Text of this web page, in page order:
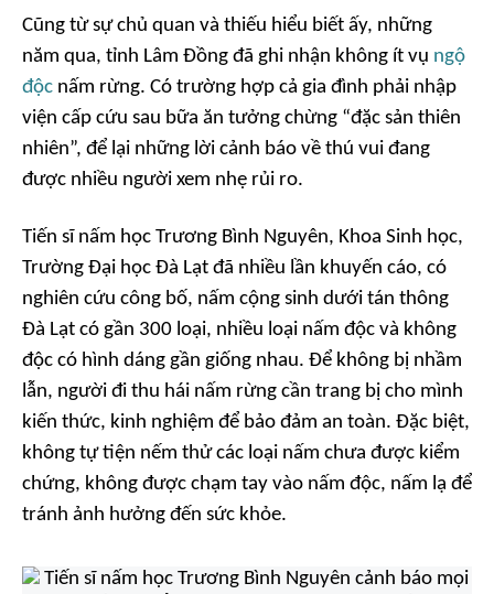
Cũng từ sự chủ quan và thiếu hiểu biết ấy, những
năm qua, tỉnh Lâm Đồng đã ghi nhận không ít vụ ngộ
độc nấm rừng. Có trường hợp cả gia đình phải nhập
viện cấp cứu sau bữa ăn tưởng chừng “đặc sản thiên
nhiên”, để lại những lời cảnh báo về thú vui đang
được nhiều người xem nhẹ rủi ro.
Tiến sĩ nấm học Trương Bình Nguyên, Khoa Sinh học,
Trường Đại học Đà Lạt đã nhiều lần khuyến cáo, có
nghiên cứu công bố, nấm cộng sinh dưới tán thông
Đà Lạt có gần 300 loại, nhiều loại nấm độc và không
độc có hình dáng gần giống nhau. Để không bị nhầm
lẫn, người đi thu hái nấm rừng cần trang bị cho mình
kiến thức, kinh nghiệm để bảo đảm an toàn. Đặc biệt,
không tự tiện nếm thử các loại nấm chưa được kiểm
chứng, không được chạm tay vào nấm độc, nấm lạ để
tránh ảnh hưởng đến sức khỏe.